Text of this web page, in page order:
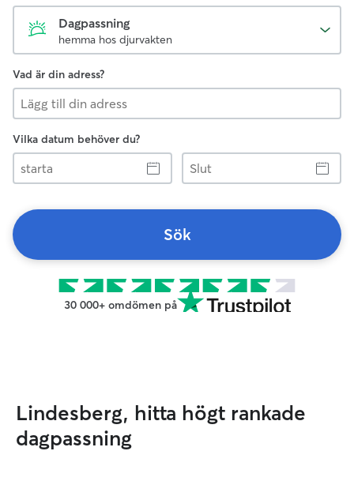
Dagpassning
hemma hos djurvakten
Vad är din adress?
Vilka datum behöver du?
starta
Slut
Sök
30 000+ omdömen på
Lindesberg, hitta högt rankade
dagpassning